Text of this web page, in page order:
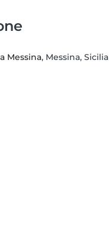
Messina, Messina, Sicilia